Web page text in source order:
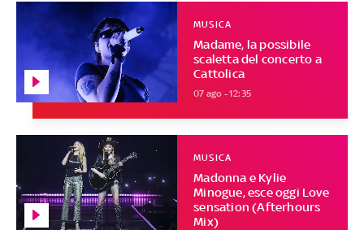
Madame, la possibile
scaletta del concerto a
Cattolica
MUSICA
07 ago - 12:35
Madonna e Kylie
Minogue, esce oggi Love
sensation (Afterhours
Mix)
MUSICA